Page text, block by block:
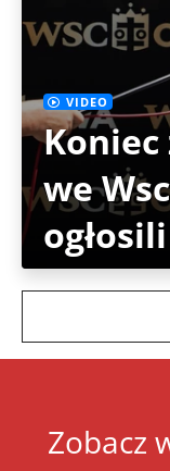
VIDEO
we
Zobacz